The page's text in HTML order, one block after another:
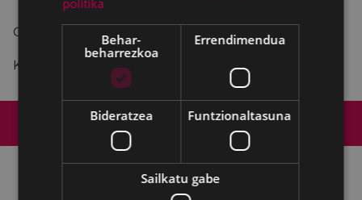
Gabonetako kontzertua.
Kontzertu motzak kale ezberdinetan.
Web mapa Irisgarritasuna
Kontaktua
Lege-oharra
Cookien politika
politika
Behar-
beharrezkoa
Errendimendua
Bideratzea Funtzionaltasuna
Sailkatu gabe